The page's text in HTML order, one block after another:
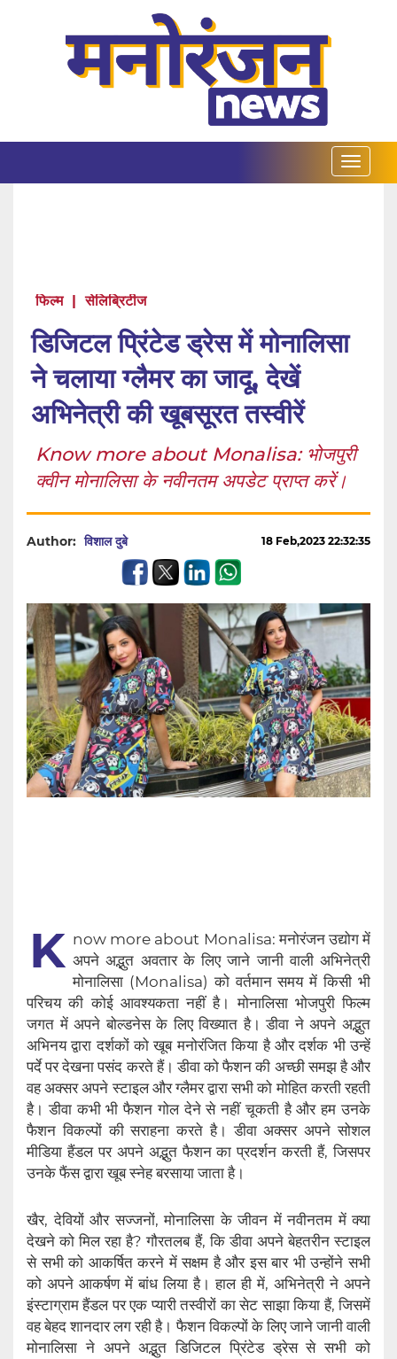
फिल्म | सेलिब्रिटीज
डिजिटल प्रिंटेड ड्रेस में मोनालिसा
ने चलाया ग्लैमर का जादू, देखें
अभिनेत्री की खूबसूरत तस्वीरें
Know more about Monalisa: भोजपुरी
क्वीन मोनालिसा के नवीनतम अपडेट प्राप्त करें।
Author: विशाल दुबे 18 Feb,2023 22:32:35
K now more about Monalisa: मनोरंजन उद्योग में
अपने अद्भुत अवतार के लिए जाने जानी वाली अभिनेत्री
मोनालिसा (Monalisa) को वर्तमान समय में किसी भी
परिचय की‌‌ कोई आवश्यकता नहीं है। मोनालिसा भोजपुरी फिल्म
जगत में अपने बोल्डनेस के लिए विख्यात है। डीवा ने अपने अद्भुत
अभिनय द्वारा दर्शकों को खूब मनोरंजित किया है और दर्शक भी उन्हें
पर्दे पर देखना पसंद करते हैं। डीवा को फैशन की अच्छी समझ है और
वह अक्सर अपने स्टाइल और ग्लैमर द्वारा सभी को मोहित करती रहती
है। डीवा कभी भी फैशन गोल देने से नहीं चूकती है और हम उनके
फैशन विकल्पों की सराहना करते है। डीवा अक्सर अपने सोशल
मीडिया हैंडल पर अपने अद्भुत फैशन का प्रदर्शन करती हैं, जिसपर
उनके फैंस द्वारा खूब स्नेह बरसाया जाता है।
खैर, देवियों और सज्जनों, मोनालिसा के जीवन में नवीनतम में क्या
देखने को मिल रहा है? गौरतलब हैं, कि डीवा अपने बेहतरीन स्टाइल
से सभी को आकर्षित करने में सक्षम है और इस बार भी उन्होंने सभी
को अपने आकर्षण में बांध लिया है। हाल ही में, अभिनेत्री ने अपने
इंस्टाग्राम हैंडल पर एक प्यारी तस्वीरों का सेट साझा किया हैं, जिसमें
वह बेहद शानदार लग रही है। फैशन विकल्पों के लिए जाने जानी वाली
मोनालिसा ने अपने अद्भुत डिजिटल प्रिंटेड ड्रेस से सभी को